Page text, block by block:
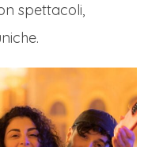
spettacoli,